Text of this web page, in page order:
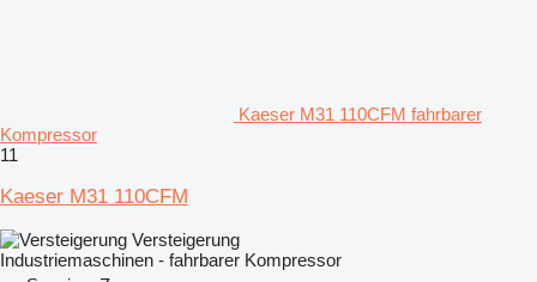
Kaeser M31 110CFM fahrbarer
Kompressor
11
Kaeser M31 110CFM
Versteigerung
Industriemaschinen - fahrbarer Kompressor